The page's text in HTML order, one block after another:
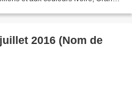
2016 (Nom de